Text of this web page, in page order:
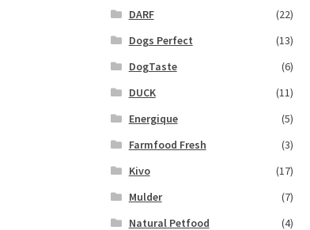
DARF
(22)
Dogs Perfect
(13)
DogTaste
(6)
DUCK
(11)
Energique
(5)
Farmfood Fresh
(3)
Kivo
(17)
Mulder
(7)
Natural Petfood
(4)